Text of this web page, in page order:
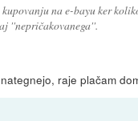
na e-bayu ker
''nepričakovanega''.
raje plačam